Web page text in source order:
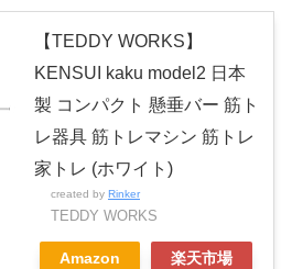
【TEDDY WORKS】
KENSUI kaku model2 日本
製 コンパクト 懸垂バー 筋ト
レ器具 筋トレマシン 筋トレ
家トレ (ホワイト)
created by Rinker
TEDDY WORKS
Amazon 楽天市場